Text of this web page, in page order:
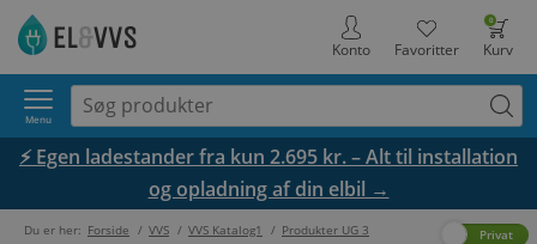
0
Kurv
Favoritter
Konto
Menu
⚡ Egen ladestander fra kun 2.695 kr. – Alt til installation
og opladning af din elbil →
Du er her: Forside / VVS / VVS Katalog1 / Produkter UG 3 Privat